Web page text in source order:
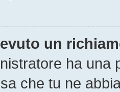
un
ha una
che tu ne